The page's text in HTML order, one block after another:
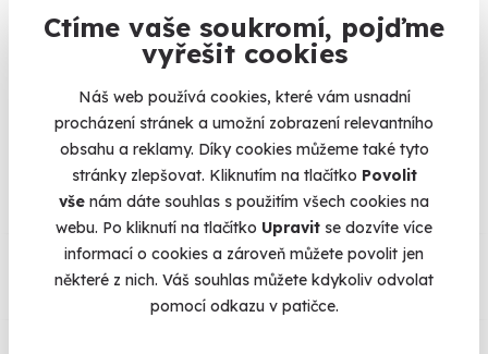
Ctíme vaše soukromí, pojďme
vyřešit cookies
Náš web používá cookies, které vám usnadní
procházení stránek a umožní zobrazení relevantního
obsahu a reklamy. Díky cookies můžeme také tyto
stránky zlepšovat. Kliknutím na tlačítko Povolit
vše nám dáte souhlas s použitím všech cookies na
webu. Po kliknutí na tlačítko Upravit se dozvíte více
informací o cookies a zároveň můžete povolit jen
některé z nich. Váš souhlas můžete kdykoliv odvolat
pomocí odkazu v patičce.
inteligenci a důvtip, budete je potřebovat. ;) Váš čas začíná
běžet právě teď.
heureka.cz máme
96% spokojenost zákazníků.
Co si o nás myslí
Zobraz ohlasy